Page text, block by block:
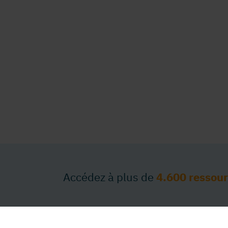
Accédez à plus de 4.600